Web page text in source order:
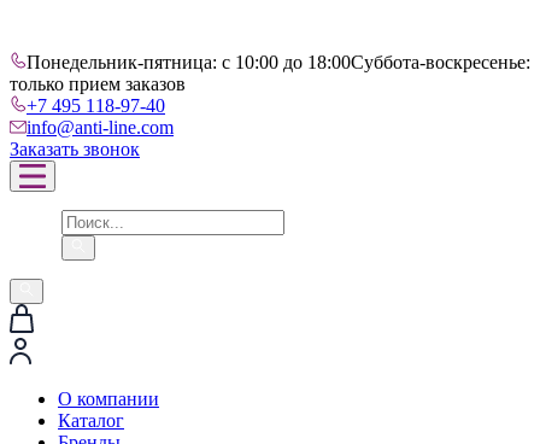
Понедельник-пятница: с 10:00 до 18:00Суббота-воскресенье:
только прием заказов
+7 495 118-97-40
info@anti-line.com
Заказать звонок
О компании
Каталог